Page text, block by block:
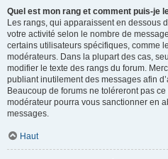
Quel est mon rang et comment puis-je
Les rangs, qui apparaissent en dessous
votre activité selon le nombre de
certains utilisateurs spécifiques, comme
modérateurs. Dans la plupart des cas,
modifier le texte des rangs du forum.
publiant inutilement des messages afin
Beaucoup de forums ne toléreront pas
modérateur pourra vous sanctionner en
messages.
Haut